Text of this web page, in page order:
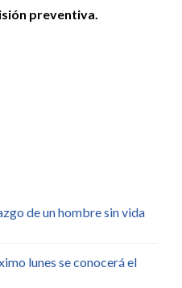
preventiva.
de un hombre sin vida
lunes se conocerá el